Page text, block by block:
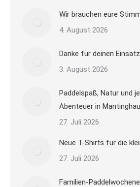
Wir brauchen eure
4. August 2026
Danke für deinen
3. August 2026
Paddelspaß, Natur und
Abenteuer in
27. Juli 2026
Neue T-Shirts für die
27. Juli 2026
Familien-